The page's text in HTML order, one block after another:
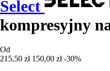
Select
kompresyjny
Od
215,50 zł 150,00 zł -30%